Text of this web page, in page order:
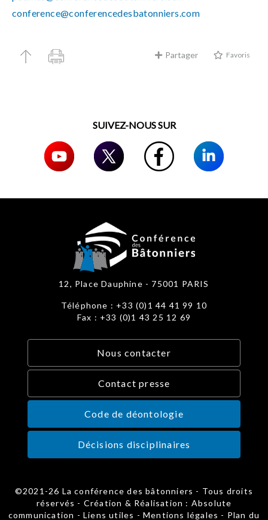
conference@conferencedesbatonniers.com
Partager Favoris
SUIVEZ-NOUS SUR
12, Place Dauphine - 75001 PARIS
Téléphone : +33 (0)1 44 41 99 10
Fax : +33 (0)1 43 25 12 69
Nous contacter
Contact presse
Code de déontologie
Décisions disciplinaires
©2021-26 La conférence des bâtonniers - Tous droits
réservés - Création & Réalisation : Absolute
communication - Liens utiles - Mentions légales - Plan du